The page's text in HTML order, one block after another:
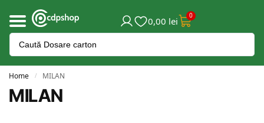
0,00 lei 0
Home / MILAN
MILAN